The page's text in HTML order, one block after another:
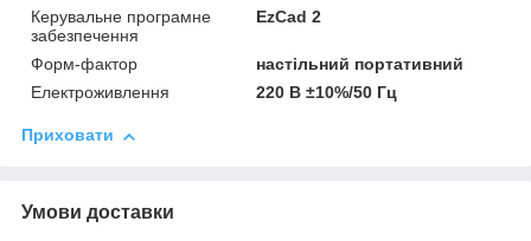
Керувальне програмне
забезпечення
EzCad 2
Форм-фактор
настільний портативний
Електроживлення
220 В ±10%/50 Гц
Приховати
Умови доставки